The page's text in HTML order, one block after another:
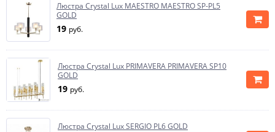
Люстра Crystal Lux MAESTRO MAESTRO SP-PL5
GOLD
19 руб.
Люстра Crystal Lux PRIMAVERA PRIMAVERA SP10
GOLD
19 руб.
Люстра Crystal Lux SERGIO PL6 GOLD